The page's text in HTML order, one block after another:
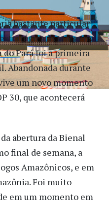
bastante particular
às margens
do Pará foi a primeira
Abandonada durante
um novo momento
30, que acontecerá
abertura da Bienal
final de semana, a
Amazônicos, e em
Foi muito
em um momento em